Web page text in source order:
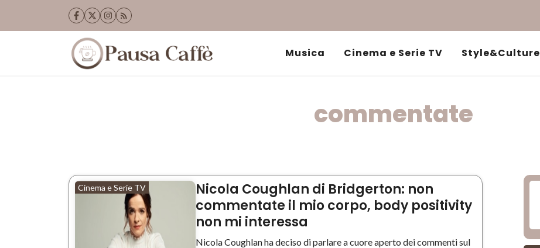
Musica Cinema e Serie TV Style&Culture
commentate
Cinema e Serie TV
Nicola Coughlan di Bridgerton: non
commentate il mio corpo, body positivity
non mi interessa
Nicola Coughlan ha deciso di parlare a cuore aperto dei commenti sul